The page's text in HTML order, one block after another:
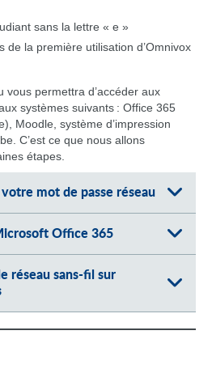
sans la lettre « e »
de la première utilisation d’Omnivox
vous permettra d’accéder aux
systèmes suivants : Office 365
Moodle, système d’impression
C’est ce que nous allons
étapes.
mot de passe réseau
Office 365
réseau sans-fil sur